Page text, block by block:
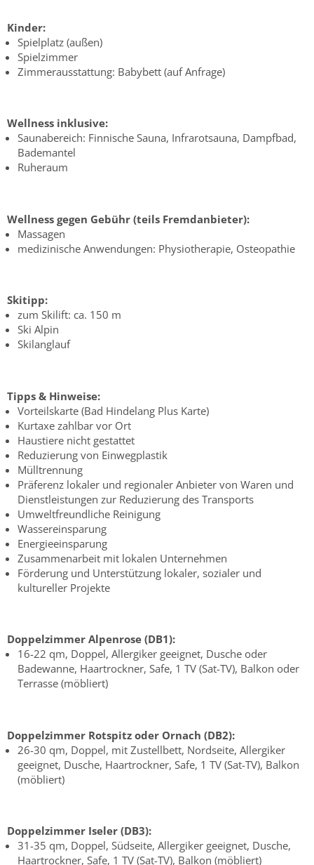
Kinder:
Spielplatz (außen)
Spielzimmer
Zimmerausstattung: Babybett (auf Anfrage)
Wellness inklusive:
Saunabereich: Finnische Sauna, Infrarotsauna, Dampfbad,
Bademantel
Ruheraum
Wellness gegen Gebühr (teils Fremdanbieter):
Massagen
medizinische Anwendungen: Physiotherapie, Osteopathie
Skitipp:
zum Skilift: ca. 150 m
Ski Alpin
Skilanglauf
Tipps & Hinweise:
Vorteilskarte (Bad Hindelang Plus Karte)
Kurtaxe zahlbar vor Ort
Haustiere nicht gestattet
Reduzierung von Einwegplastik
Mülltrennung
Präferenz lokaler und regionaler Anbieter von Waren und
Dienstleistungen zur Reduzierung des Transports
Umweltfreundliche Reinigung
Wassereinsparung
Energieeinsparung
Zusammenarbeit mit lokalen Unternehmen
Förderung und Unterstützung lokaler, sozialer und
kultureller Projekte
Doppelzimmer Alpenrose (DB1):
16-22 qm, Doppel, Allergiker geeignet, Dusche oder
Badewanne, Haartrockner, Safe, 1 TV (Sat-TV), Balkon oder
Terrasse (möbliert)
Doppelzimmer Rotspitz oder Ornach (DB2):
26-30 qm, Doppel, mit Zustellbett, Nordseite, Allergiker
geeignet, Dusche, Haartrockner, Safe, 1 TV (Sat-TV), Balkon
(möbliert)
Doppelzimmer Iseler (DB3):
31-35 qm, Doppel, Südseite, Allergiker geeignet, Dusche,
Haartrockner, Safe, 1 TV (Sat-TV), Balkon (möbliert)